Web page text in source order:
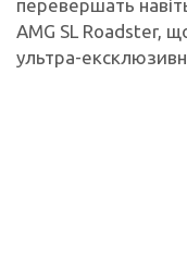
перевершать
AMG SL Roadster,
ультра-